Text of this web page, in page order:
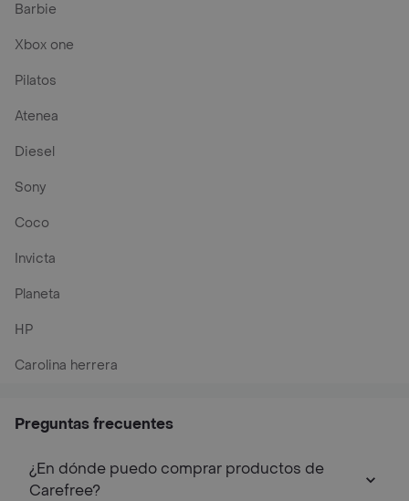
Barbie
Xbox one
Pilatos
Atenea
Diesel
Sony
Coco
Invicta
Planeta
HP
Carolina herrera
Preguntas frecuentes
¿En dónde puedo comprar productos de
Carefree?